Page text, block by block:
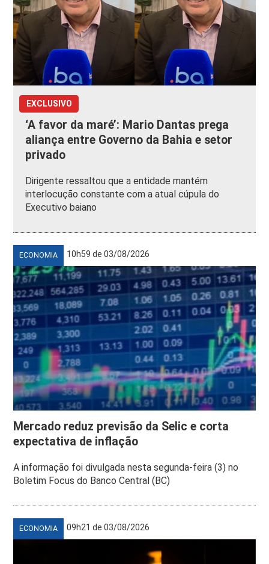
EXCLUSIVO
‘A favor da maré’: Mario Dantas prega
aliança entre Governo da Bahia e setor
privado
Dirigente ressaltou que a entidade mantém
interlocução constante com a atual cúpula do
Executivo baiano
ECONOMIA 10h59 de 03/08/2026
Mercado reduz previsão da Selic e corta
expectativa de inflação
A informação foi divulgada nesta segunda-feira (3) no
Boletim Focus do Banco Central (BC)
ECONOMIA 09h21 de 03/08/2026